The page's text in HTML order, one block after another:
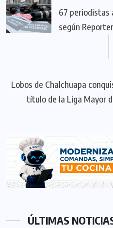
67 periodistas
según
Lobos de Chalchuapa
título de la Liga Mayor
ÚLTIMAS